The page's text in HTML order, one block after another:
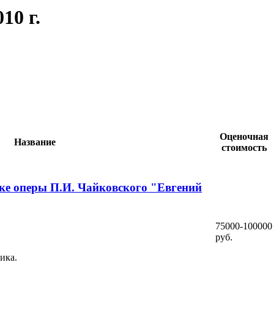
г.
Название
Оценочная
стоимость
оперы П.И. Чайковского "Евгений
75000-100000
руб.